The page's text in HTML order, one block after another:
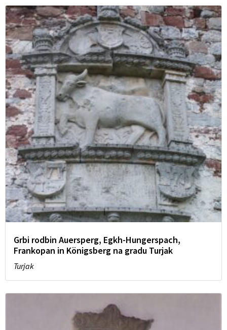
Grbi rodbin Auersperg, Egkh-Hungerspach,
Frankopan in Königsberg na gradu Turjak
Turjak